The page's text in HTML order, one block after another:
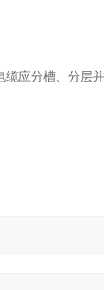
应分槽、分层